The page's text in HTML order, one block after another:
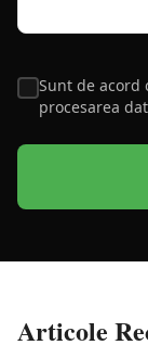
Sunt de acord
procesarea
Articole